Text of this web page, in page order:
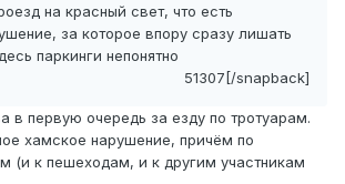
на красный свет, что есть
за которое впору сразу лишать
паркинги непонятно
51307[/snapback]
в первую очередь за езду по тротуарам.
хамское нарушение, причём по
(и к пешеходам, и к другим участникам